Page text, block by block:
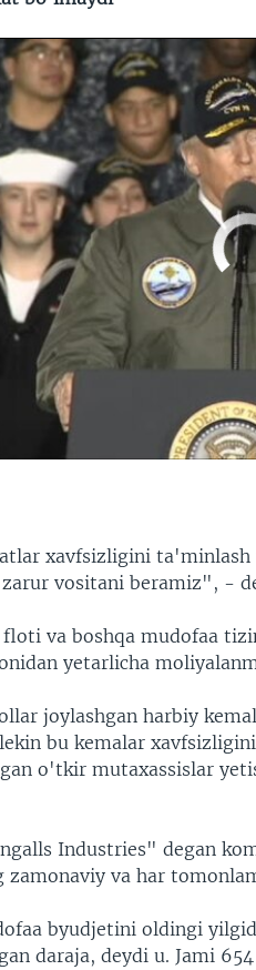
No media
xavfsizligini
zarur vositani beramiz", -
va boshqa mudofaa
yetarlicha
joylashgan harbiy
bu kemalar
o'tkir mutaxassislar
Industries" degan
zamonaviy va har
byudjetini oldingi
daraja, deydi u. Jami